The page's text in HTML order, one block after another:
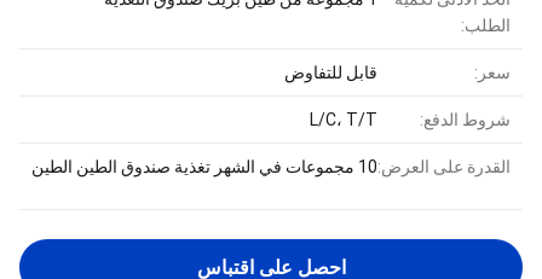
الطلب:
سعر: قابل للتفاوض
شروط الدفع: L/C، T/T
القدرة على العرض:10 مجموعات في الشهر تغذية صندوق الطين الطين
احصل على اقتباس